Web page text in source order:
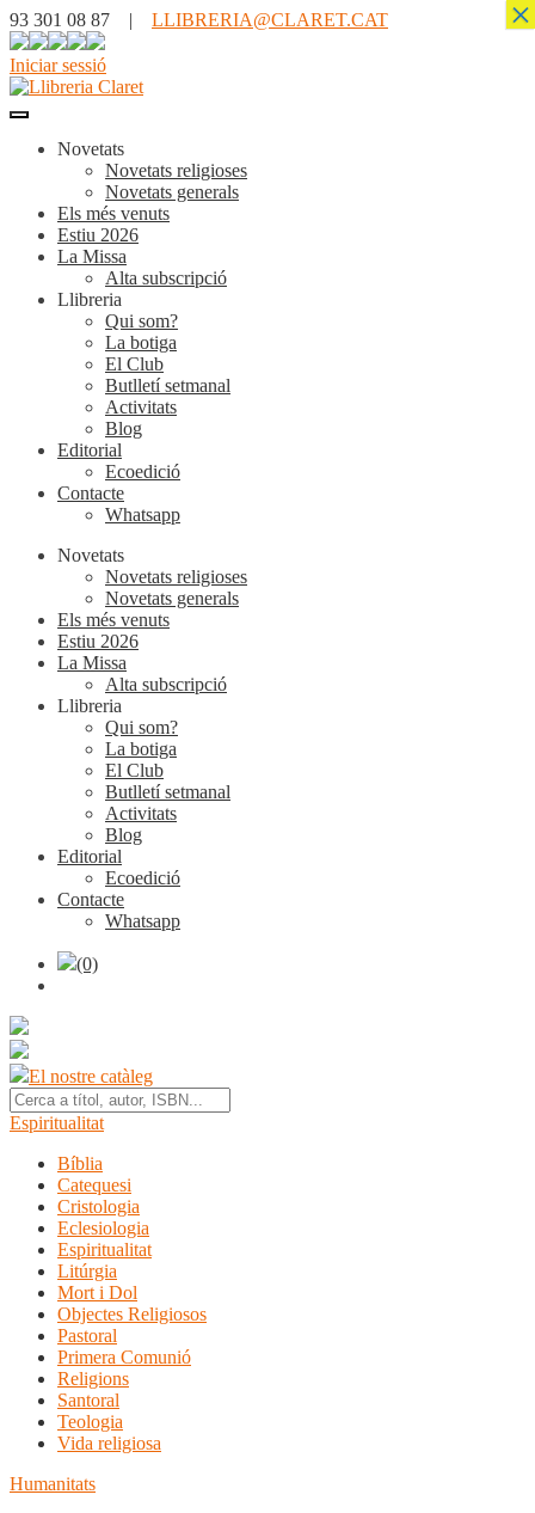
93 301 08 87 | LLIBRERIA@CLARET.CAT
Iniciar sessió
Novetats
Novetats religioses
Novetats generals
Els més venuts
Estiu 2026
La Missa
Alta subscripció
Llibreria
Qui som?
La botiga
El Club
Butlletí setmanal
Activitats
Blog
Editorial
Ecoedició
Contacte
Whatsapp
Novetats
Novetats religioses
Novetats generals
Els més venuts
Estiu 2026
La Missa
Alta subscripció
Llibreria
Qui som?
La botiga
El Club
Butlletí setmanal
Activitats
Blog
Editorial
Ecoedició
Contacte
Whatsapp
(0)
El nostre catàleg
Espiritualitat
Bíblia
Catequesi
Cristologia
Eclesiologia
Espiritualitat
Litúrgia
Mort i Dol
Objectes Religiosos
Pastoral
Primera Comunió
Religions
Santoral
Teologia
Vida religiosa
Humanitats
×